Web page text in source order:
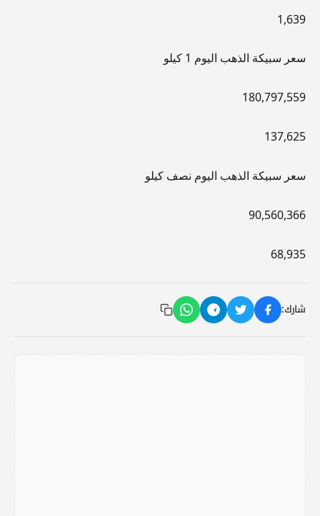
1,639
سعر سبيكة الذهب اليوم 1 كيلو
180,797,559
137,625
سعر سبيكة الذهب اليوم نصف كيلو
90,560,366
68,935
شارك: